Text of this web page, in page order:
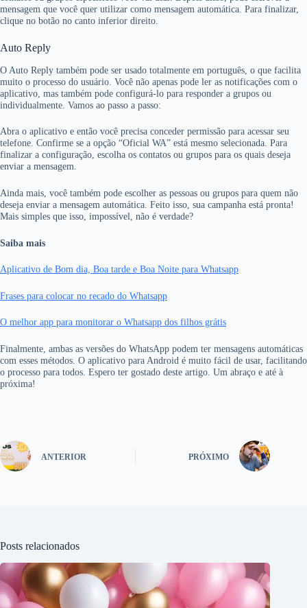
mensagem que você quer utilizar como mensagem automática. Para finalizar,
clique no botão no canto inferior direito.
Auto Reply
O Auto Reply também pode ser usado totalmente em português, o que facilita
muito o processo do usuário. Você não apenas pode ler as notificações com o
aplicativo, mas também pode configurá-lo para responder a grupos ou
individualmente. Vamos ao passo a passo:
Abra o aplicativo e então você precisa conceder permissão para acessar seu
telefone. Confirme se a opção “Oficial WA” está mesmo selecionada. Para
finalizar a configuração, escolha os contatos ou grupos para os quais deseja
enviar a mensagem.
Ainda mais, você também pode escolher as pessoas ou grupos para quem não
deseja enviar a mensagem automática. Feito isso, sua campanha está pronta!
Mais simples que isso, impossível, não é verdade?
Saiba mais
Aplicativo de Bom dia, Boa tarde e Boa Noite para Whatsapp
Frases para colocar no recado do Whatsapp
O melhor app para monitorar o Whatsapp dos filhos grátis
Finalmente, ambas as versões do WhatsApp podem ter mensagens automáticas
com esses métodos. O aplicativo para Android é muito fácil de usar, facilitando
o processo para todos. Espero ter gostado deste artigo. Um abraço e até à
próxima!
ANTERIOR PRÓXIMO
Posts relacionados